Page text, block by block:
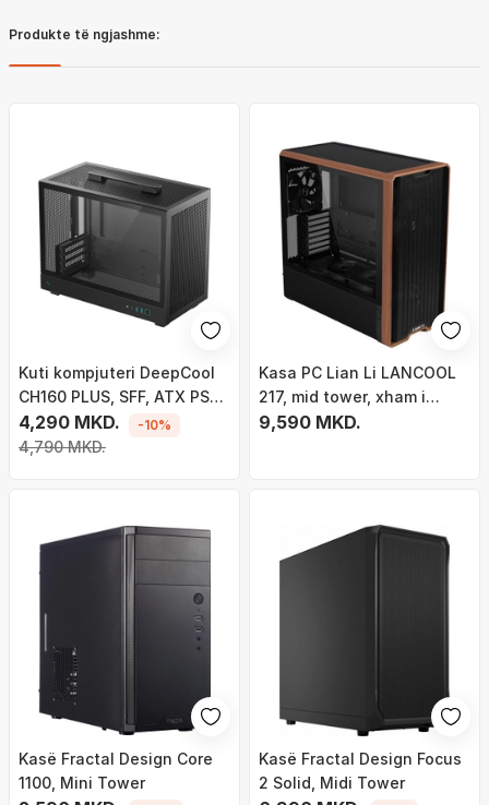
Produkte të ngjashme:
Kuti kompjuteri DeepCool
CH160 PLUS, SFF, ATX PSU,
e zezë
4,290 MKD.
4,790 MKD.
-10%
Kasa PC Lian Li LANCOOL
217, mid tower, xham i
temperuar, e zezë
9,590 MKD.
Kasë Fractal Design Core
1100, Mini Tower
Kasë Fractal Design Focus
2 Solid, Midi Tower